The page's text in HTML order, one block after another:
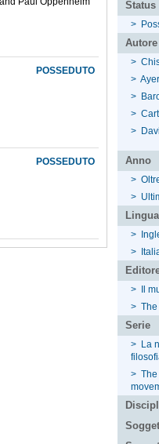
POSSEDUTO
POSSEDUTO
Status
>
Autore
>
>
>
>
>
Anno
>
>
Lingua
>
>
> Il
>
Serie
> La
>